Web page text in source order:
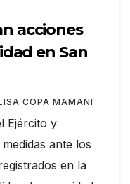
acciones
en San
COPA MAMANI
Ejército y
ante los
en la